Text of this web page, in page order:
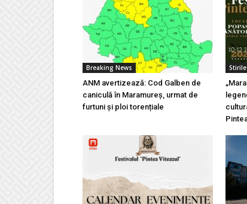
Breaking News
ANM avertizează: Cod Galben de
caniculă în Maramureș, urmat de
furtuni și ploi torențiale